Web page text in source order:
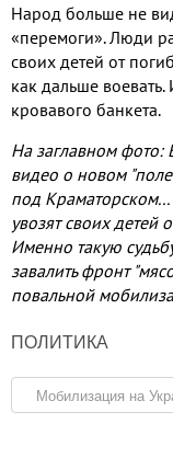
Народ больше не
«перемоги». Люди
своих детей от
как дальше
кровавого банкета.
На заглавном фото:
видео о новом
под
увозят своих детей
Именно такую
завалить фронт
повальной
ПОЛИТИКА
Мобилизация на